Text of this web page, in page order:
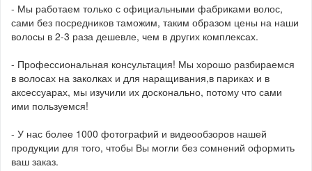
- Мы работаем только с официальными фабриками волос,
сами без посредников таможим, таким образом цены на наши
волосы в 2-3 раза дешевле, чем в других комплексах.
- Профессиональная консультация! Мы хорошо разбираемся
в волосах на заколках и для наращивания,в париках и в
аксессуарах, мы изучили их досконально, потому что сами
ими пользуемся!
- У нас более 1000 фотографий и видеообзоров нашей
продукции для того, чтобы Вы могли без сомнений оформить
ваш заказ.